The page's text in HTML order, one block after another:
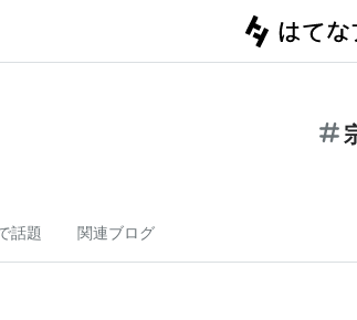
話題 関連ブログ